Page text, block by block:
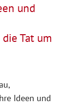
und
Tat um
Ideen und